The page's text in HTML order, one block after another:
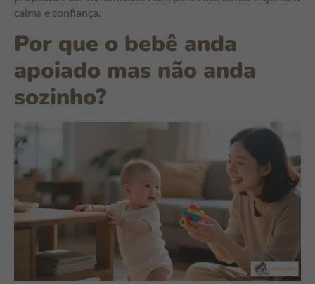
calma e confiança.
Por que o bebê anda
apoiado mas não anda
sozinho?